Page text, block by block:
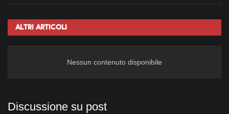
Altri Articoli
Nessun contenuto disponibile
Discussione su post